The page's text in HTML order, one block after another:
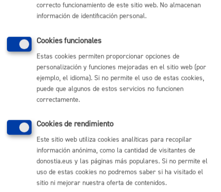
(gratuito desde Donostia / San Sebastián)
Buzón de la ciudadanía
Informar de un error en la web
Enlaces útiles
Ofertas de empleo
Mapas - GeoDonostia
Sala de prensa
Mapa web
Otras páginas web corporativas
correcto funcionamiento de este sitio web. No almacenan
información de identificación personal.
Cookies funcionales
Estas cookies permiten proporcionar opciones de
personalización y funciones mejoradas en el sitio web (por
ejemplo, el idioma). Si no permite el uso de estas cookies,
puede que algunos de estos servicios no funcionen
correctamente.
Cookies de rendimiento
Este sitio web utiliza cookies analíticas para recopilar
información anónima, como la cantidad de visitantes de
donostia.eus y las páginas más populares. Si no permite el
uso de estas cookies no podremos saber si ha visitado el
sitio ni mejorar nuestra oferta de contenidos.